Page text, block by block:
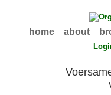
home about